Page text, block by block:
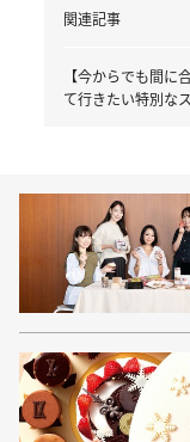
関連記事
【今からでも間に
て行きたい特別な